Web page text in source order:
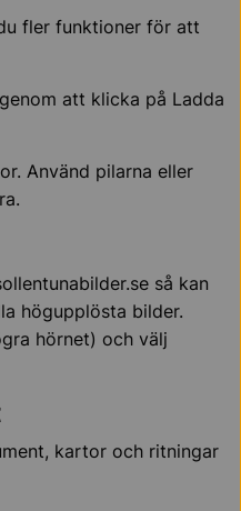
fler funktioner för att
att klicka på Ladda
Använd pilarna eller
så kan
högupplösta bilder.
hörnet) och välj
kartor och ritningar